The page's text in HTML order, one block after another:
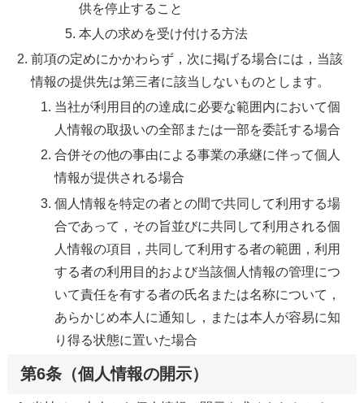
供を停止すること
本人の求めを受け付ける方法
前項の定めにかかわらず，次に掲げる場合には，当該
情報の提供先は第三者に該当しないものとします。
当社が利用目的の達成に必要な範囲内において個
人情報の取扱いの全部または一部を委託する場合
合併その他の事由による事業の承継に伴って個人
情報が提供される場合
個人情報を特定の者との間で共同して利用する場
合であって，その旨並びに共同して利用される個
人情報の項目，共同して利用する者の範囲，利用
する者の利用目的および当該個人情報の管理につ
いて責任を有する者の氏名または名称について，
あらかじめ本人に通知し，または本人が容易に知
り得る状態に置いた場合
第6条（個人情報の開示）